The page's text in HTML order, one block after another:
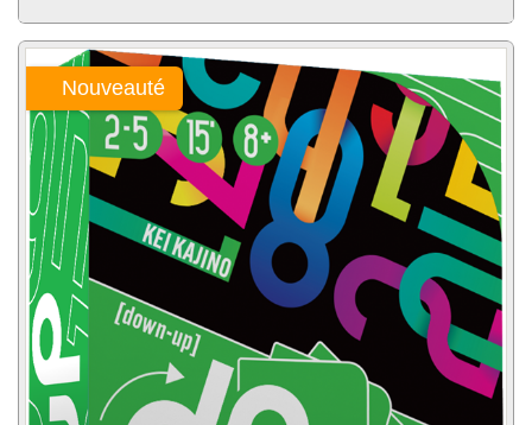
magie de Behind !...
Nouveauté